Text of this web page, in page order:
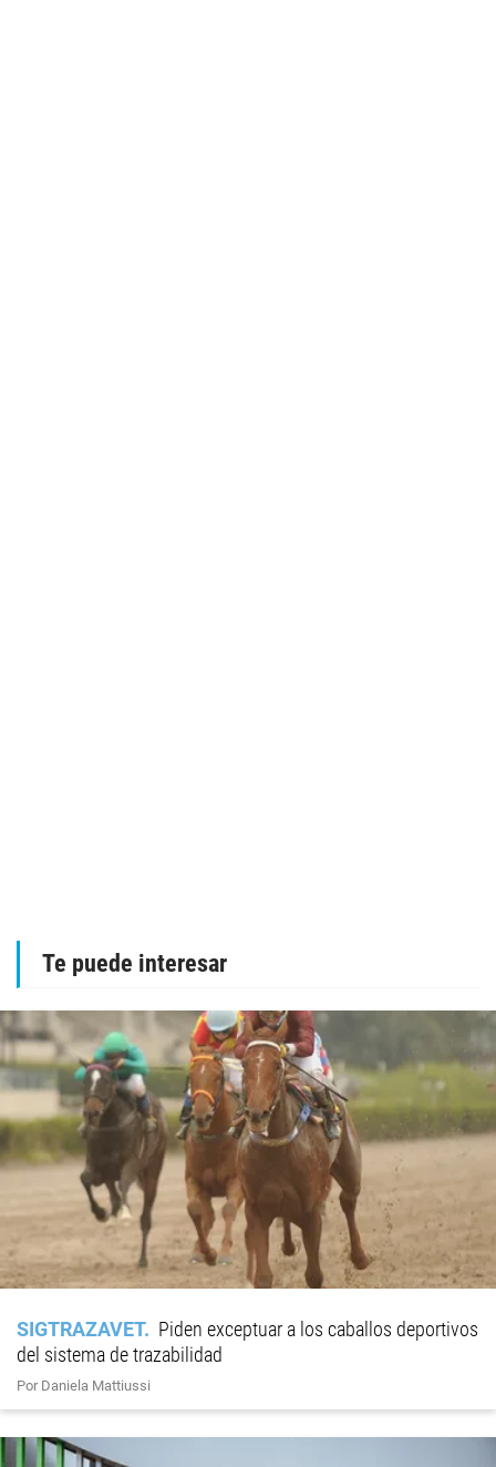
Te puede interesar
SIGTRAZAVET
Piden exceptuar a los caballos deportivos
del sistema de trazabilidad
Por Daniela Mattiussi